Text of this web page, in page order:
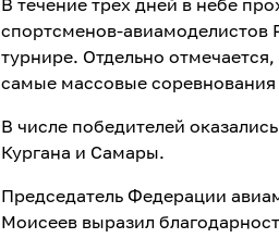
В течение трех дней в небе
спортсменов-авиамоделистов
турнире. Отдельно
самые массовые
В числе победителей
Кургана и Самары.
Председатель Федерации
Моисеев выразил